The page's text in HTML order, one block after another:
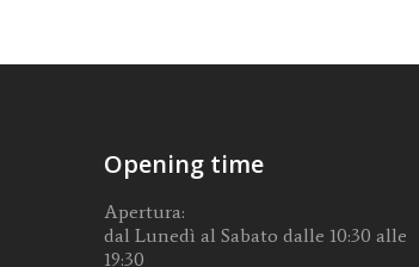
Opening time
Apertura:
dal Lunedì al Sabato dalle 10:30 alle
19:30